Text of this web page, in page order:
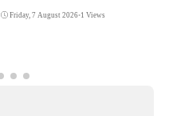
Friday, 7 August 2026•1 Views